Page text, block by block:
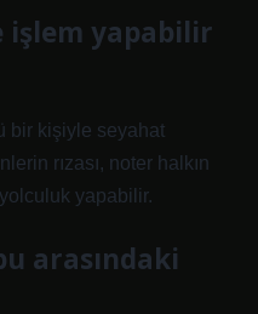
işlem yapabilir
bir kişiyle seyahat
rızası, noter halkın
yapabilir.
arasındaki